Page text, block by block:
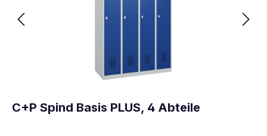
C+P Spind Basis PLUS, 4 Abteile